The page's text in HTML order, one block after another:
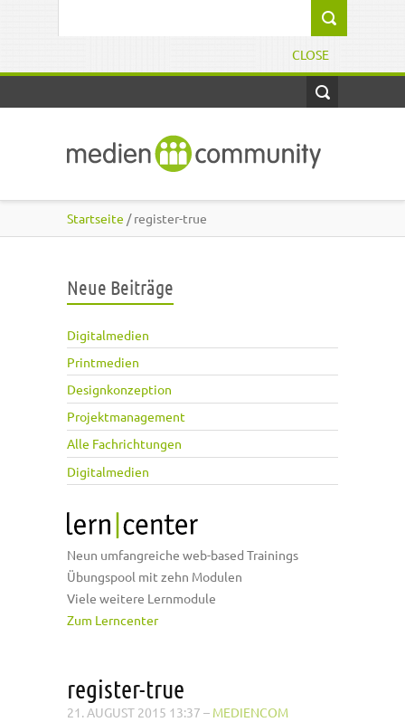
CLOSE
Startseite / register-true
Neue Beiträge
Digitalmedien
Printmedien
Designkonzeption
Projektmanagement
Alle Fachrichtungen
Digitalmedien
Neun umfangreiche web-based Trainings
Übungspool mit zehn Modulen
Viele weitere Lernmodule
Zum Lerncenter
register-true
21. AUGUST 2015 13:37 – MEDIENCOM